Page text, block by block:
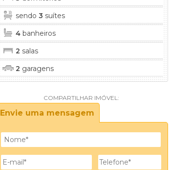
sendo 3 suítes
4banheiros
2 salas
2 garagens
COMPARTILHAR IMÓVEL:
Envie uma mensagem